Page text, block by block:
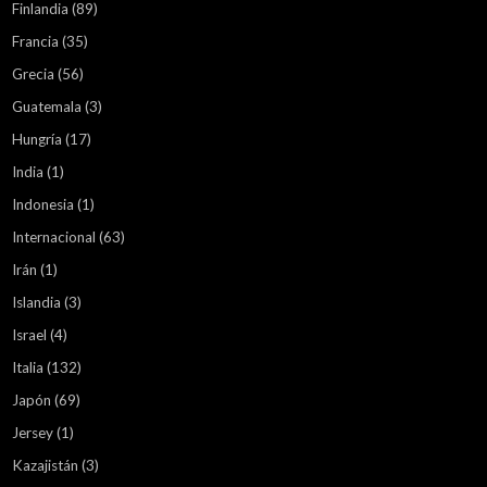
Finlandia (89)
Francia (35)
Grecia (56)
Guatemala (3)
Hungría (17)
India (1)
Indonesia (1)
Internacional (63)
Irán (1)
Islandia (3)
Israel (4)
Italia (132)
Japón (69)
Jersey(1)
Kazajistán (3)